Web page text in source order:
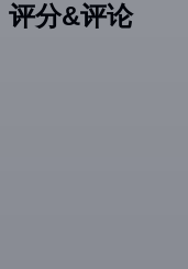
评分&评论